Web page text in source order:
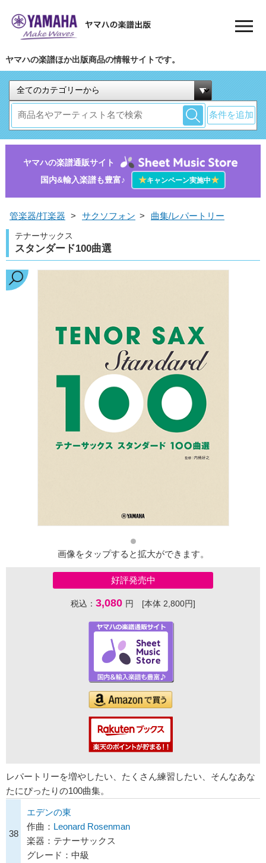
ヤマハの楽譜ほか出版商品の情報サイトです。
条件を追加
ヤマハの楽譜通販サイト
国内&輸入楽譜も豊富♪
★キャンペーン実施中★
管楽器/打楽器 > サクソフォン > 曲集/レパートリー
テナーサックス
スタンダード100曲選
画像をタップすると拡大ができます。
好評発売中
税込： 3,080 円 [本体 2,800円]
レパートリーを増やしたい、たくさん練習したい、そんなあな
たにぴったりの100曲集。
38
エデンの東
作曲： Leonard Rosenman
楽器：テナーサックス
グレード：中級